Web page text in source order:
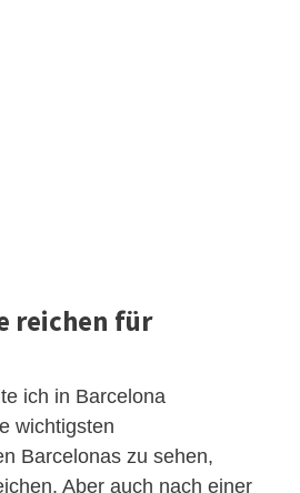
reichen für
ich in Barcelona
wichtigsten
Barcelonas zu sehen,
Aber auch nach einer